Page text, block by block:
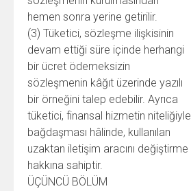
hemen sonra yerine getirilir.
(3) Tüketici, sözleşme ilişkisinin
devam ettiği süre içinde herhangi
bir ücret ödemeksizin
sözleşmenin kâğıt üzerinde yazılı
bir örneğini talep edebilir. Ayrıca
tüketici, finansal hizmetin niteliğiyle
bağdaşması hâlinde, kullanılan
uzaktan iletişim aracını değiştirme
hakkına sahiptir.
ÜÇÜNCÜ BÖLÜM